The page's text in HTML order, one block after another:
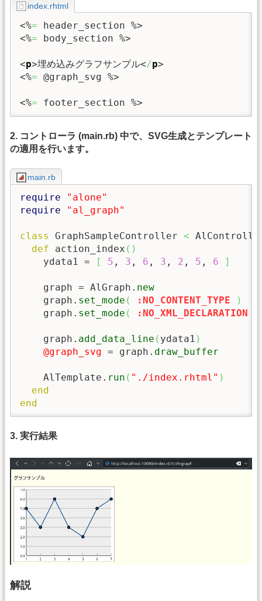
index.rhtml
<%= header_section %>
<%= body_section %>
<p>埋め込みグラフサンプル</p>
<%= @graph_svg %>
<%= footer_section %>
2. コントローラ (main.rb) 中で、SVG生成とテンプレート
の適用を行います。
main.rb
require
"alone"
require
"al_graph"
class GraphSampleController <
def action_index ( )
    ydata1 =
[ 5 , 3 , 6 , 3 , 2 , 5 , 6 ]
    graph = AlGraph.
new
    graph.
set_mode ( :NO_CONTENT_TYPE
)
    graph.
set_mode ( :NO_XML_DECLARATION
    graph.
add_data_line ( ydata1 )
@graph_svg = graph. draw_buffer
    AlTemplate.
run ( "./index.rhtml" )
end
end
3. 実行結果
解説